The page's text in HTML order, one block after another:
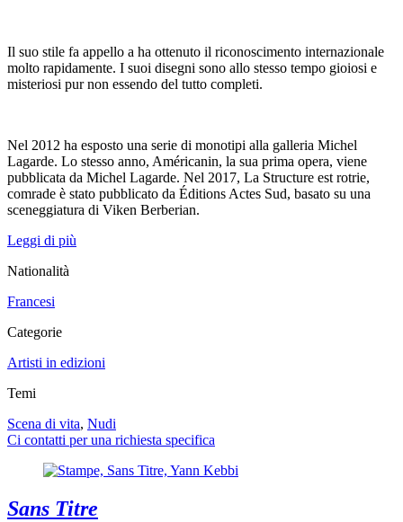
Il suo stile fa appello a ha ottenuto il riconoscimento internazionale
molto rapidamente. I suoi disegni sono allo stesso tempo gioiosi e
misteriosi pur non essendo del tutto completi.
Nel 2012 ha esposto una serie di monotipi alla galleria Michel
Lagarde. Lo stesso anno, Américanin, la sua prima opera, viene
pubblicata da Michel Lagarde. Nel 2017, La Structure est rotrie,
comrade è stato pubblicato da Éditions Actes Sud, basato su una
sceneggiatura di Viken Berberian.
Leggi di più
Nationalità
Francesi
Categorie
Artisti in edizioni
Temi
Scena di vita, Nudi
Ci contatti per una richiesta specifica
Sans Titre